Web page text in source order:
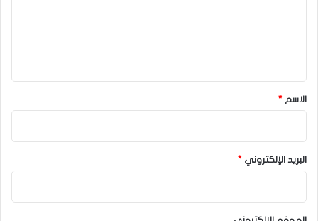
*
الاسم *
البريد الإلكتروني *